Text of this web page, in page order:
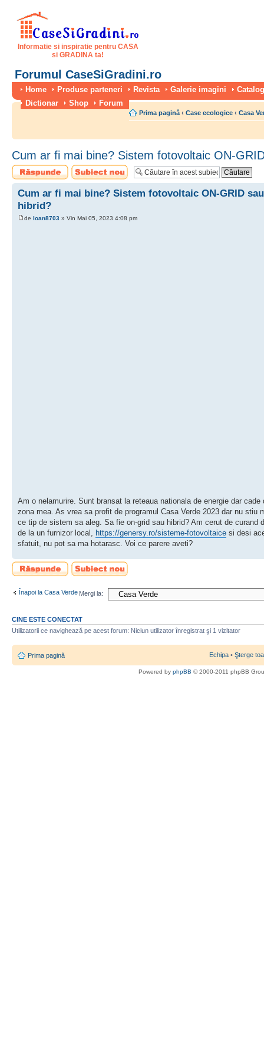
Informatie si inspiratie pentru CASA
si GRADINA ta!
Forumul CaseSiGradini.ro
Home Produse parteneri Revista Galerie imagini
Dictionar
Shop Forum
Prima pagină ‹ Case ecologice ‹ Casa
Cum ar fi mai bine? Sistem fotovoltaic ON-
Scrie un răspuns
Scrie un subiect
nou
Cum ar fi mai bine? Sistem fotovoltaic ON-GRID sau
hibrid?
de Ioan8703 » Vin Mai 05, 2023 4:08 pm
Am o nelamurire. Sunt bransat la reteaua nationala de energie dar cade
zona mea. As vrea sa profit de programul Casa Verde 2023 dar nu stiu
ce tip de sistem sa aleg. Sa fie on-grid sau hibrid? Am cerut de curand
de la un furnizor local, https://genersy.ro/sisteme-fotovoltaice si desi
sfatuit, nu pot sa ma hotarasc. Voi ce parere aveti?
Scrie un răspuns
Scrie un subiect
nou
Înapoi la Casa Verde Mergi la:
CINE ESTE CONECTAT
Utilizatorii ce navighează pe acest forum: Niciun utilizator înregistrat şi 1 vizitator
Prima pagină Echipa • Şterge
Powered by phpBB © 2000-2011 phpBB